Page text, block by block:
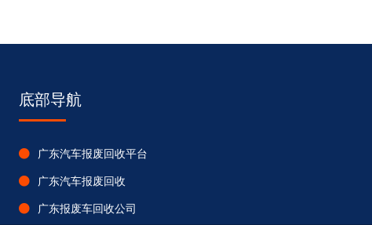
底部导航
广东汽车报废回收平台
广东汽车报废回收
广东报废车回收公司